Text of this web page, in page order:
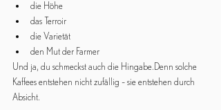
die Höhe
das Terroir
die Varietät
den Mut der Farmer
Und ja, du schmeckst auch die Hingabe.Denn solche
Kaffees entstehen nicht zufällig – sie entstehen durch
Absicht.